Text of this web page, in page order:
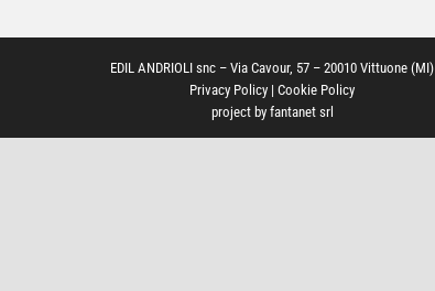
EDIL ANDRIOLI snc – Via Cavour, 57 – 20010 Vittuone (MI)
Privacy Policy | Cookie Policy
project by fantanet srl